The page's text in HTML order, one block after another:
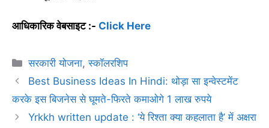
आधिकारिक वेबसाइट :- Click Here
Categories
सरकारी योजना,स्कॉलरशिप
Best Business Ideas In Hindi: थोड़ा सा इन्वेस्टमेंट
करके इस बिजनेस से घूमते-फिरते कमाओगे 1 लाख रुपये
Yrkkh written update : ‘ये रिश्ता क्या कहलाता है’ में अक्षरा